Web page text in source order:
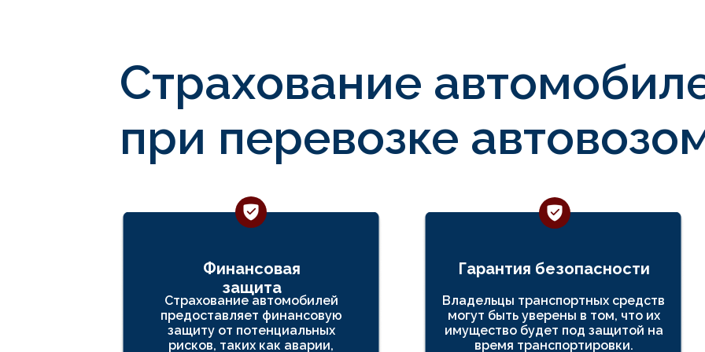
Финансовая
защита
Гарантия безопасности
Страхование автомобилей
предоставляет финансовую
защиту от потенциальных
рисков, таких как аварии,
Владельцы транспортных средств
могут быть уверены в том, что их
имущество будет под защитой на
время транспортировки.
Страхование
при перевозке